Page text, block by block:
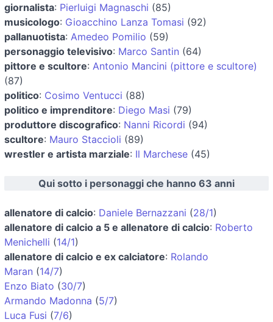
giornalista: Pierluigi Magnaschi (85)
musicologo: Gioacchino Lanza Tomasi (92)
pallanuotista: Amedeo Pomilio (59)
personaggio televisivo: Marco Santin (64)
pittore e scultore: Antonio Mancini (pittore e scultore)
(87)
politico: Cosimo Ventucci (88)
politico e imprenditore: Diego Masi (79)
produttore discografico: Nanni Ricordi (94)
scultore: Mauro Staccioli (89)
wrestler e artista marziale: Il Marchese (45)
Qui sotto i personaggi che hanno 63 anni
allenatore di calcio: Daniele Bernazzani (28/1)
allenatore di calcio a 5 e allenatore di calcio: Roberto
Menichelli (14/1)
allenatore di calcio e ex calciatore: Rolando
Maran (14/7)
Enzo Biato (30/7)
Armando Madonna (5/7)
Luca Fusi (7/6)